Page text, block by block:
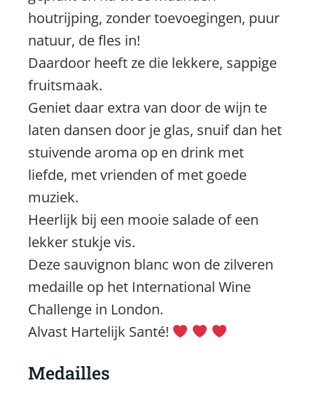
houtrijping, zonder toevoegingen, puur
natuur, de fles in!
Daardoor heeft ze die lekkere, sappige
fruitsmaak.
Geniet daar extra van door de wijn te
laten dansen door je glas, snuif dan het
stuivende aroma op en drink met
liefde, met vrienden of met goede
muziek.
Heerlijk bij een mooie salade of een
lekker stukje vis.
Deze sauvignon blanc won de zilveren
medaille op het International Wine
Challenge in London.
Alvast Hartelijk Santé!
Medailles